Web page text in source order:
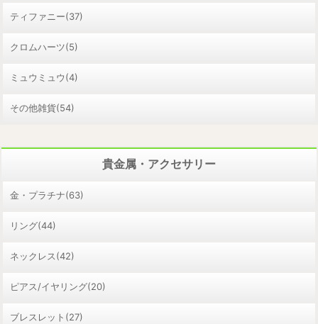
ティファニー(37)
クロムハーツ(5)
ミュウミュウ(4)
その他雑貨(54)
貴金属・アクセサリー
金・プラチナ(63)
リング(44)
ネックレス(42)
ピアス/イヤリング(20)
ブレスレット(27)